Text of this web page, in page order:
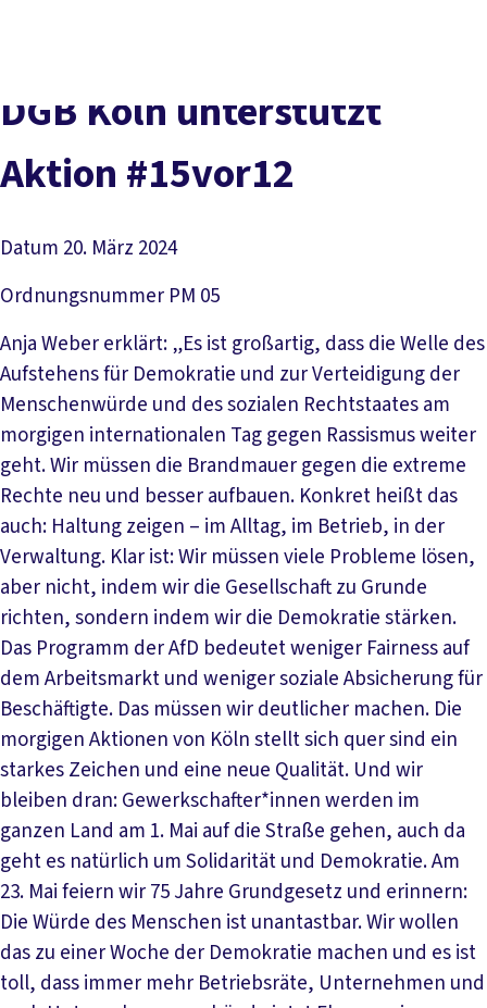
Politik in NRW
DGB Köln unterstützt
Aktion #15vor12
Datum 20. März 2024
Ordnungsnummer PM 05
Anja Weber erklärt: „Es ist großartig, dass die Welle des
Aufstehens für Demokratie und zur Verteidigung der
Menschenwürde und des sozialen Rechtstaates am
morgigen internationalen Tag gegen Rassismus weiter
geht. Wir müssen die Brandmauer gegen die extreme
Rechte neu und besser aufbauen. Konkret heißt das
auch: Haltung zeigen – im Alltag, im Betrieb, in der
Verwaltung. Klar ist: Wir müssen viele Probleme lösen,
aber nicht, indem wir die Gesellschaft zu Grunde
richten, sondern indem wir die Demokratie stärken.
Das Programm der AfD bedeutet weniger Fairness auf
dem Arbeitsmarkt und weniger soziale Absicherung für
Beschäftigte. Das müssen wir deutlicher machen. Die
morgigen Aktionen von Köln stellt sich quer sind ein
starkes Zeichen und eine neue Qualität. Und wir
bleiben dran: Gewerkschafter*innen werden im
ganzen Land am 1. Mai auf die Straße gehen, auch da
geht es natürlich um Solidarität und Demokratie. Am
23. Mai feiern wir 75 Jahre Grundgesetz und erinnern:
Die Würde des Menschen ist unantastbar. Wir wollen
das zu einer Woche der Demokratie machen und es ist
toll, dass immer mehr Betriebsräte, Unternehmen und